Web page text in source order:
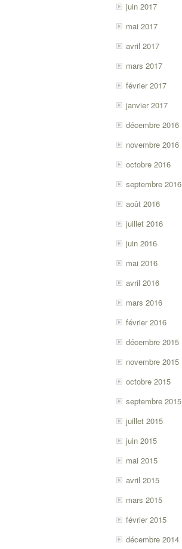
juin 2017
mai 2017
avril 2017
mars 2017
février 2017
janvier 2017
décembre 2016
novembre 2016
octobre 2016
septembre 2016
août 2016
juillet 2016
juin 2016
mai 2016
avril 2016
mars 2016
février 2016
décembre 2015
novembre 2015
octobre 2015
septembre 2015
juillet 2015
juin 2015
mai 2015
avril 2015
mars 2015
février 2015
décembre 2014